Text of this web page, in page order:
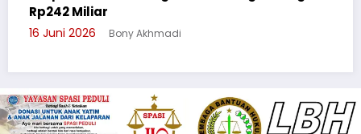
Suluh Pelajar SMAN 6
3 Juni 2026 Bony Akhmadi